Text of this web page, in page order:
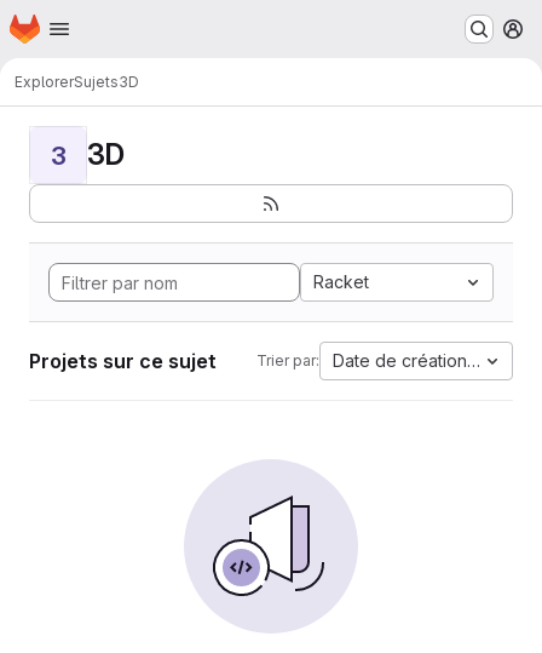
Passer au contenu principal
Page d'accueil
ExplorerSujets3D
3 3D
Racket
Projets sur ce sujet Trier par: Date de création la plus